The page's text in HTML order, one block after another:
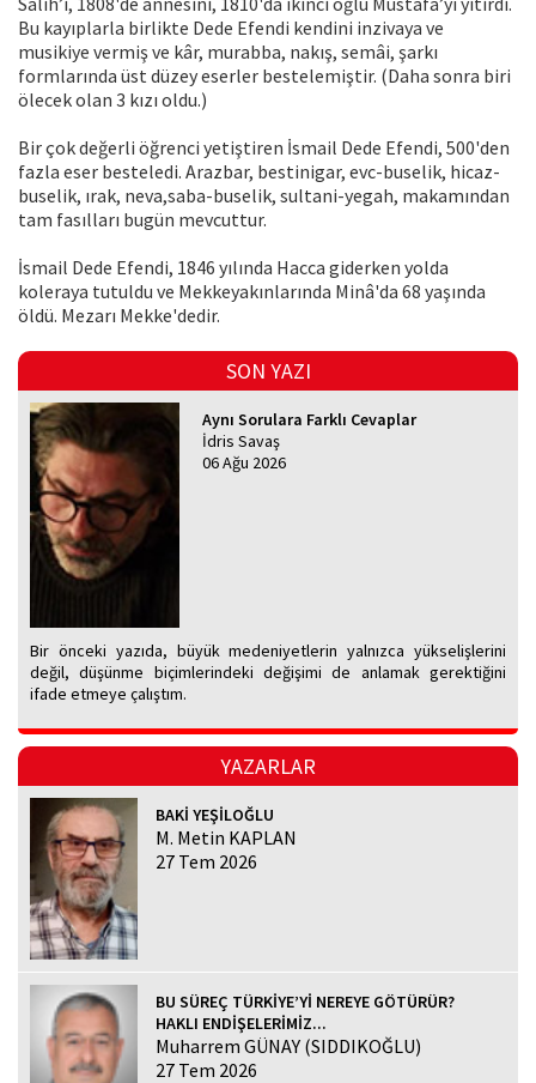
Bu kayıplarla birlikte Dede Efendi kendini inzivaya ve
musikiye vermiş ve kâr, murabba, nakış, semâi, şarkı
formlarında üst düzey eserler bestelemiştir. (Daha sonra biri
ölecek olan 3 kızı oldu.)
Bir çok değerli öğrenci yetiştiren İsmail Dede Efendi, 500'den
fazla eser besteledi. Arazbar, bestinigar, evc-buselik, hicaz-
buselik, ırak, neva,saba-buselik, sultani-yegah, makamından
tam fasılları bugün mevcuttur.
İsmail Dede Efendi, 1846 yılında Hacca giderken yolda
koleraya tutuldu ve Mekkeyakınlarında Minâ'da 68 yaşında
öldü. Mezarı Mekke'dedir.
SON YAZI
Aynı Sorulara Farklı Cevaplar
İdris Savaş
06 Ağu 2026
Bir önceki yazıda, büyük medeniyetlerin yalnızca yükselişlerini
değil, düşünme biçimlerindeki değişimi de anlamak gerektiğini
ifade etmeye çalıştım.
YAZARLAR
BAKİ YEŞİLOĞLU
M. Metin KAPLAN
27 Tem 2026
BU SÜREÇ TÜRKİYE’Yİ NEREYE GÖTÜRÜR?
HAKLI ENDİŞELERİMİZ...
Muharrem GÜNAY (SIDDIKOĞLU)
27 Tem 2026